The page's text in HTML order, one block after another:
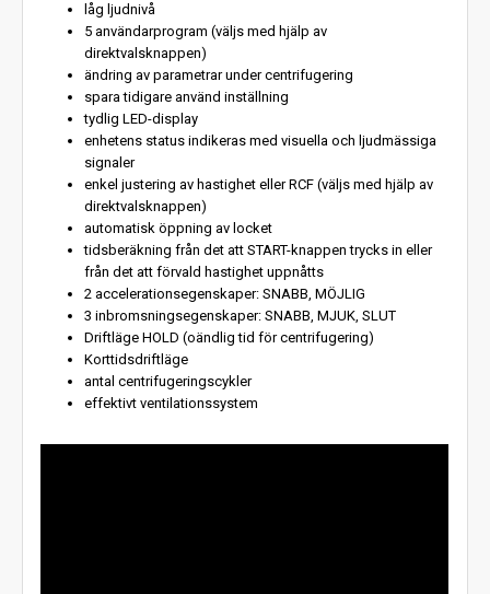
låg ljudnivå
5 användarprogram (väljs med hjälp av
direktvalsknappen)
ändring av parametrar under centrifugering
spara tidigare använd inställning
tydlig LED-display
enhetens status indikeras med visuella och ljudmässiga
signaler
enkel justering av hastighet eller RCF (väljs med hjälp av
direktvalsknappen)
automatisk öppning av locket
tidsberäkning från det att START-knappen trycks in eller
från det att förvald hastighet uppnåtts
2 accelerationsegenskaper: SNABB, MÖJLIG
3 inbromsningsegenskaper: SNABB, MJUK, SLUT
Driftläge HOLD (oändlig tid för centrifugering)
Korttidsdriftläge
antal centrifugeringscykler
effektivt ventilationssystem